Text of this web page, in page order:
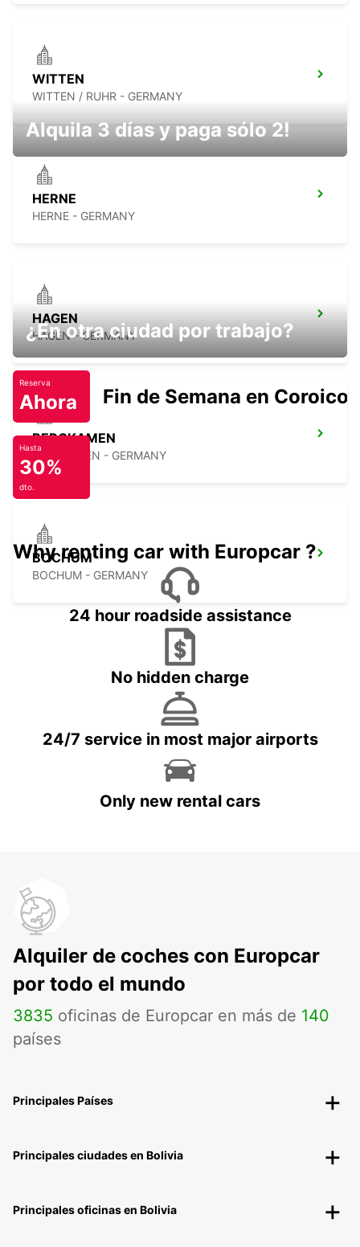
WITTEN
WITTEN / RUHR - GERMANY
HERNE
HERNE - GERMANY
HAGEN
HAGEN - GERMANY
BERGKAMEN
BERGKAMEN - GERMANY
BOCHUM
BOCHUM - GERMANY
Alquila 3 días y paga sólo 2!
¿En otra ciudad por trabajo?
Reserva
Ahora Fin de Semana en Coroico.
Hasta
30%
dto.
Why renting car with Europcar ?
24 hour roadside assistance
No hidden charge
24/7 service in most major airports
Only new rental cars
Alquiler de coches con Europcar
por todo el mundo
3835 oficinas de Europcar en más de 140
países
Principales Países
Principales ciudades en Bolivia
Principales oficinas en Bolivia